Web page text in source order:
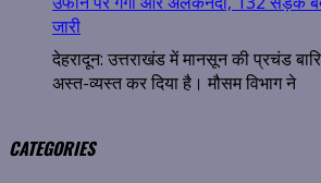
जारी
देहरादून: उत्तराखंड में मानसून की प्रचंड
अस्त-व्यस्त कर दिया है। मौसम विभाग ने
CATEGORIES